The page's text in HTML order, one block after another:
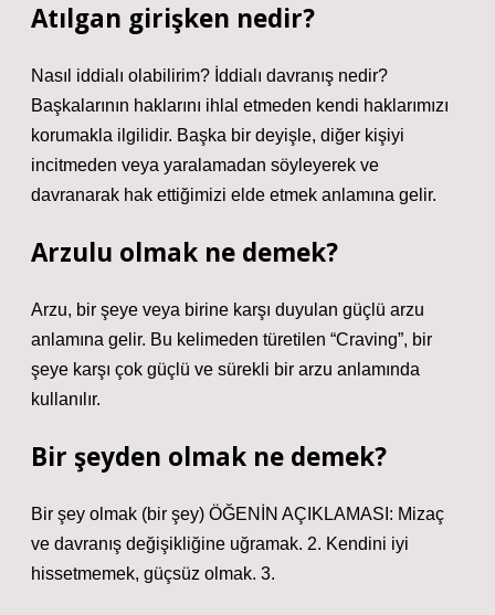
Atılgan girişken nedir?
Nasıl iddialı olabilirim? İddialı davranış nedir?
Başkalarının haklarını ihlal etmeden kendi haklarımızı
korumakla ilgilidir. Başka bir deyişle, diğer kişiyi
incitmeden veya yaralamadan söyleyerek ve
davranarak hak ettiğimizi elde etmek anlamına gelir.
Arzulu olmak ne demek?
Arzu, bir şeye veya birine karşı duyulan güçlü arzu
anlamına gelir. Bu kelimeden türetilen “Craving”, bir
şeye karşı çok güçlü ve sürekli bir arzu anlamında
kullanılır.
Bir şeyden olmak ne demek?
Bir şey olmak (bir şey) ÖĞENİN AÇIKLAMASI: Mizaç
ve davranış değişikliğine uğramak. 2. Kendini iyi
hissetmemek, güçsüz olmak. 3.